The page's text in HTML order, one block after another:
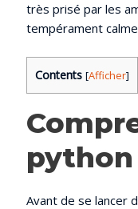
très prisé par les
tempérament
Contents [Afficher]
Avant de se lancer